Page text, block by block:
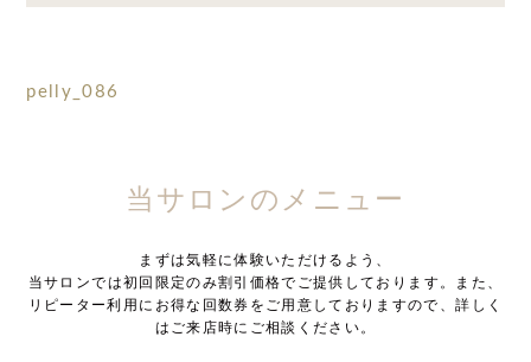
pelly_086
当サロンのメニュー
まずは気軽に体験いただけるよう、
当サロンでは初回限定のみ割引価格でご提供しております。また、
リピーター利用にお得な回数券をご用意しておりますので、詳しく
はご来店時にご相談ください。